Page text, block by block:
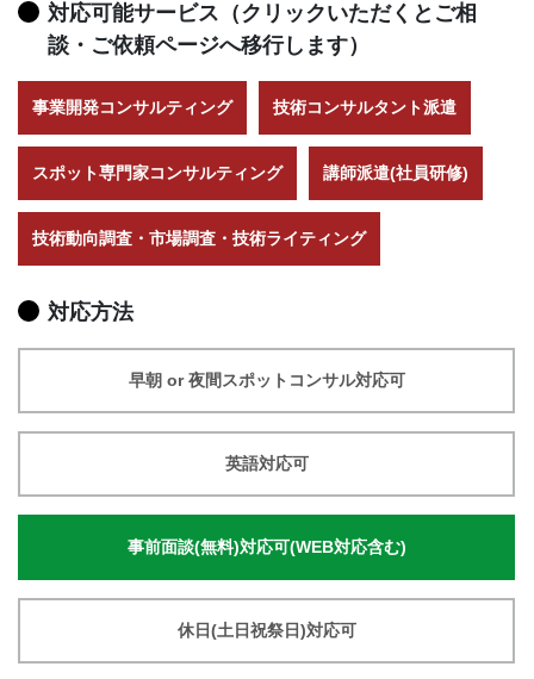
対応可能サービス（クリックいただくとご相
談・ご依頼ページへ移行します）
事業開発コンサルティング 技術コンサルタント派遣
スポット専門家コンサルティング 講師派遣(社員研修)
技術動向調査・市場調査・技術ライティング
対応方法
早朝 or 夜間スポットコンサル対応可
英語対応可
事前面談(無料)対応可(WEB対応含む)
休日(土日祝祭日)対応可